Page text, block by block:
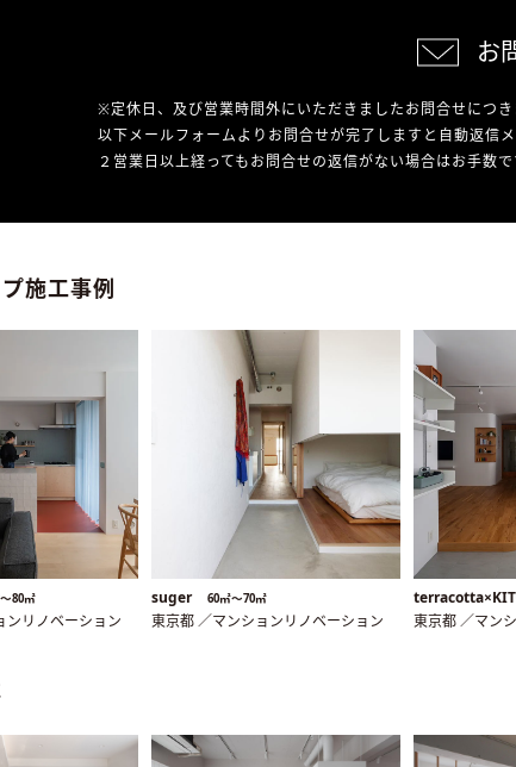
お
※定休日、及び営業時間外にいただきましたお問合せにつ
以下メールフォームよりお問合せが完了しますと自動返信
２営業日以上経ってもお問合せの返信がない場合はお手数
施工事例
80㎡
ンリノベーション
suger 60㎡〜70㎡
東京都 ／マンションリノベーション 東京都 ／マン